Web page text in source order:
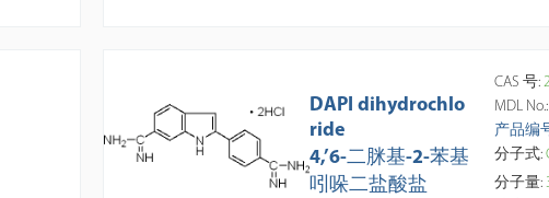
DAPI dihydrochlo
ride
4,’6-二脒基-2-苯基
吲哚二盐酸盐
CAS 号:
MDL No.:
产品编
分子式:
分子量: